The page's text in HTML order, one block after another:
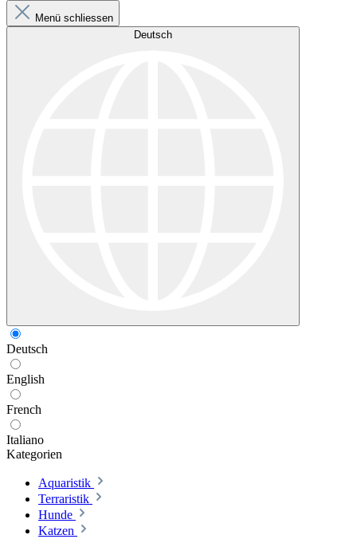
Menü schliessen
Deutsch
Deutsch
English
French
Italiano
Kategorien
Aquaristik
Terraristik
Hunde
Katzen